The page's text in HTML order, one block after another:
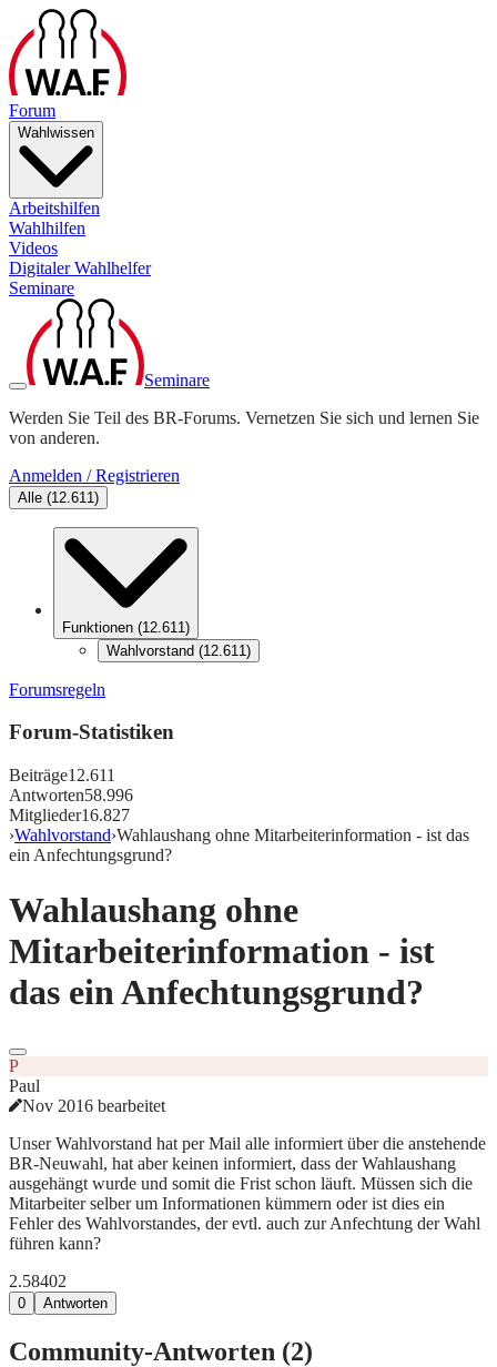
Forum
Wahlwissen
Arbeitshilfen
Wahlhilfen
Videos
Digitaler Wahlhelfer
Seminare
Seminare
Werden Sie Teil des BR-Forums. Vernetzen Sie sich und lernen Sie
von anderen.
Anmelden / Registrieren
Alle (12.611)
Funktionen (12.611)
Wahlvorstand (12.611)
Forumsregeln
Forum-Statistiken
Beiträge12.611
Antworten58.996
Mitglieder16.827
›Wahlvorstand›Wahlaushang ohne Mitarbeiterinformation - ist das
ein Anfechtungsgrund?
Wahlaushang ohne
Mitarbeiterinformation - ist
das ein Anfechtungsgrund?
P
Paul
Nov 2016 bearbeitet
Unser Wahlvorstand hat per Mail alle informiert über die anstehende
BR-Neuwahl, hat aber keinen informiert, dass der Wahlaushang
ausgehängt wurde und somit die Frist schon läuft. Müssen sich die
Mitarbeiter selber um Informationen kümmern oder ist dies ein
Fehler des Wahlvorstandes, der evtl. auch zur Anfechtung der Wahl
führen kann?
2.58402
0 Antworten
Community-Antworten (2)